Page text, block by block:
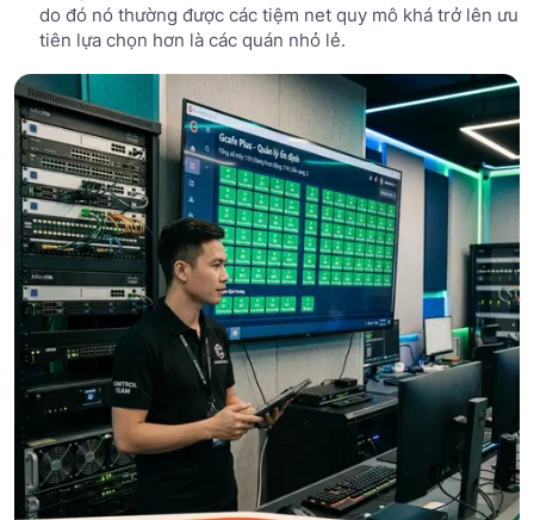
do đó nó thường được các tiệm net quy mô khá trở lên ưu
tiên lựa chọn hơn là các quán nhỏ lẻ.